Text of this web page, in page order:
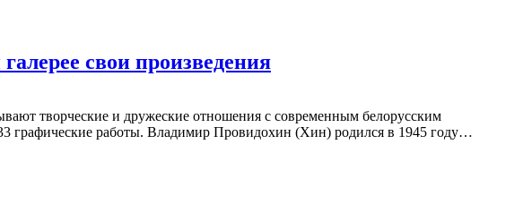
свои произведения
творческие и дружеские отношения с современным белорусским
графические работы. Владимир Провидохин (Хин) родился в 1945 году…